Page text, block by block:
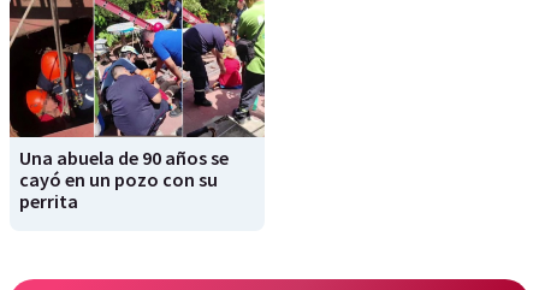
Una abuela de 90 años se
cayó en un pozo con su
perrita